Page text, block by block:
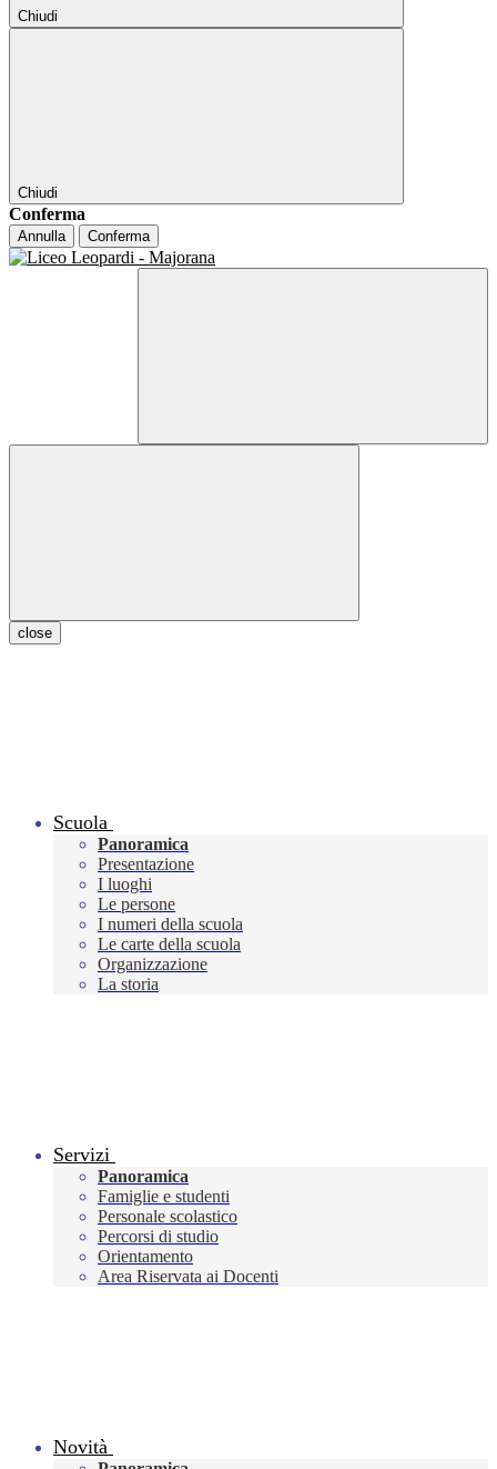
Chiudi
Chiudi
Conferma
Annulla Conferma
close
Scuola
Panoramica
Presentazione
I luoghi
Le persone
I numeri della scuola
Le carte della scuola
Organizzazione
La storia
Servizi
Panoramica
Famiglie e studenti
Personale scolastico
Percorsi di studio
Orientamento
Area Riservata ai Docenti
Novità